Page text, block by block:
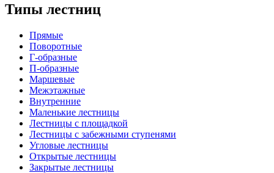
Типы лестниц
Прямые
Поворотные
Г-образные
П-образные
Маршевые
Межэтажные
Внутренние
Маленькие лестницы
Лестницы с площадкой
Лестницы с забежными ступенями
Угловые лестницы
Открытые лестницы
Закрытые лестницы